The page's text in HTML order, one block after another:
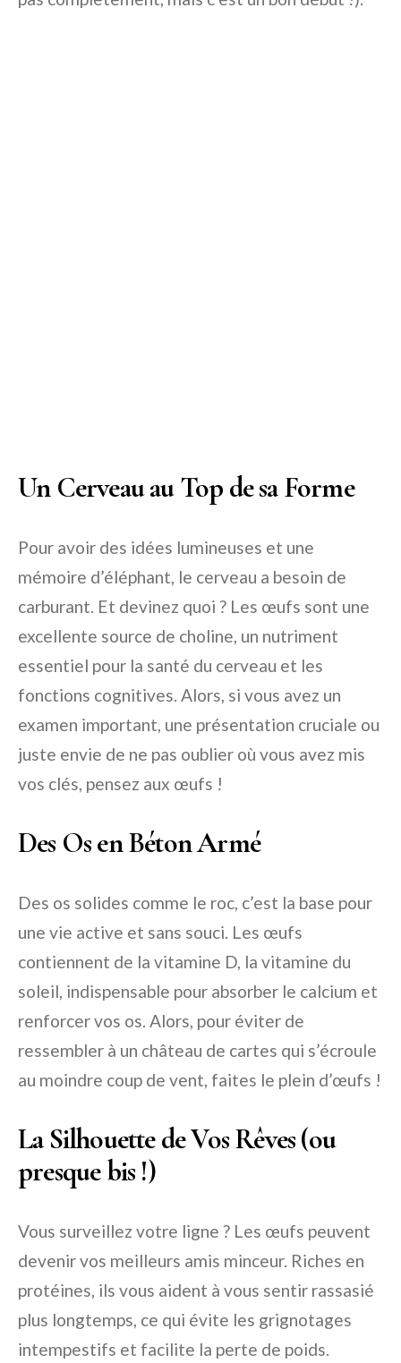
Un Cerveau au Top de sa Forme
Pour avoir des idées lumineuses et une
mémoire d’éléphant, le cerveau a besoin de
carburant. Et devinez quoi ? Les œufs sont une
excellente source de choline, un nutriment
essentiel pour la santé du cerveau et les
fonctions cognitives. Alors, si vous avez un
examen important, une présentation cruciale ou
juste envie de ne pas oublier où vous avez mis
vos clés, pensez aux œufs !
Des Os en Béton Armé
Des os solides comme le roc, c’est la base pour
une vie active et sans souci. Les œufs
contiennent de la vitamine D, la vitamine du
soleil, indispensable pour absorber le calcium et
renforcer vos os. Alors, pour éviter de
ressembler à un château de cartes qui s’écroule
au moindre coup de vent, faites le plein d’œufs !
La Silhouette de Vos Rêves (ou
presque bis !)
Vous surveillez votre ligne ? Les œufs peuvent
devenir vos meilleurs amis minceur. Riches en
protéines, ils vous aident à vous sentir rassasié
plus longtemps, ce qui évite les grignotages
intempestifs et facilite la perte de poids.